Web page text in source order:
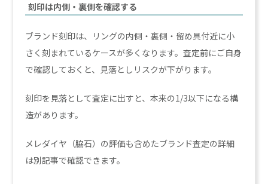
刻印は内側・裏側を確認する
ブランド刻印は、リングの内側・裏側・留め具付近に小
さく刻まれているケースが多くなります。査定前にご自身
で確認しておくと、見落としリスクが下がります。
刻印を見落として査定に出すと、本来の1/3以下になる構
造があります。
メレダイヤ（脇石）の評価も含めたブランド査定の詳細
は別記事で確認できます。